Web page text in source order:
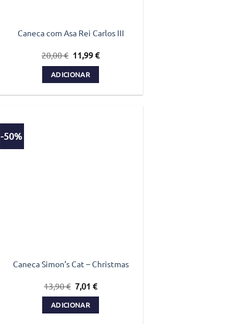
Caneca com Asa Rei Carlos III
20,00€ O
preço
original
era:
11,99€O
ADICIONAR
-50%
Caneca Simon’s Cat – Christmas
13,90€ O
preço
original
era:
7,01€O
ADICIONAR